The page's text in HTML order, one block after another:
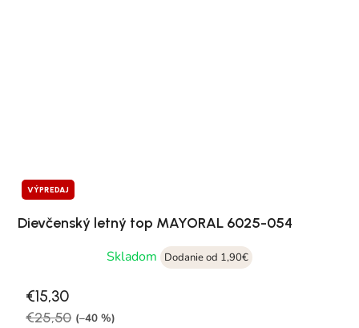
VÝPREDAJ
Dievčenský letný top MAYORAL 6025-054
Skladom
Dodanie od 1,90€
€15,30
€25,50 (–40 %)